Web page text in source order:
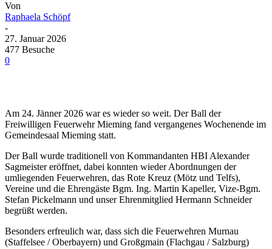
Von
Raphaela Schöpf
-
27. Januar 2026
477 Besuche
0
Am 24. Jänner 2026 war es wieder so weit. Der Ball der
Freiwilligen Feuerwehr Mieming fand vergangenes Wochenende im
Gemeindesaal Mieming statt.
Der Ball wurde traditionell von Kommandanten HBI Alexander
Sagmeister eröffnet, dabei konnten wieder Abordnungen der
umliegenden Feuerwehren, das Rote Kreuz (Mötz und Telfs),
Vereine und die Ehrengäste Bgm. Ing. Martin Kapeller, Vize-Bgm.
Stefan Pickelmann und unser Ehrenmitglied Hermann Schneider
begrüßt werden.
Besonders erfreulich war, dass sich die Feuerwehren Murnau
(Staffelsee / Oberbayern) und Großgmain (Flachgau / Salzburg)